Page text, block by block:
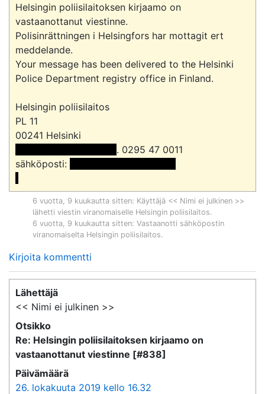
Helsingin poliisilaitoksen kirjaamo on
vastaanottanut viestinne.
Polisinrättningen i Helsingfors har mottagit ert
meddelande.
Your message has been delivered to the Helsinki
Police Department registry office in Finland.
Helsingin poliisilaitos
PL 11
. 0295 47 0011
sähköposti:
6 vuotta, 9 kuukautta sitten: Käyttäjä << Nimi ei julkinen >>
lähetti viestin viranomaiselle Helsingin poliisilaitos.
6 vuotta, 9 kuukautta sitten: Vastaanotti sähköpostin
viranomaiselta Helsingin poliisilaitos.
Kirjoita kommentti
Lähettäjä
<< Nimi ei julkinen >>
Otsikko
Re: Helsingin poliisilaitoksen kirjaamo on
vastaanottanut viestinne [#838]
Päivämäärä
26. lokakuuta 2019 kello 16.32